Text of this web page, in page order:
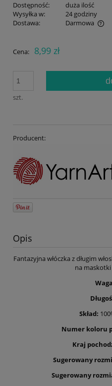
Dostępność:
duża ilość
Wysyłka w:
24 godziny
Dostawa:
Darmowa
Cena nie zawiera
Cena: 8,99 zł
szt.
Producent:
Opis
Fantazyjna włóczka z długim
na
Skład:
Numer koloru
Kraj
Sugerowany
Sugerowany